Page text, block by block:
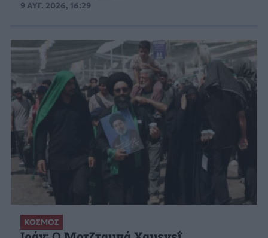
9 ΑΥΓ. 2026, 16:29
ΚΟΣΜΟΣ